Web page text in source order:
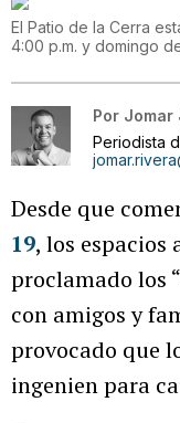
El Patio de la Cerra
4:00 p.m. y domingo
Por Jomar
Periodista
Desde que
19, los espacios
proclamado los
con amigos y
provocado que
ingenien para